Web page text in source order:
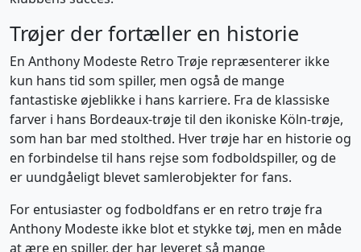
Trøjer der fortæller en historie
En Anthony Modeste Retro Trøje repræsenterer ikke
kun hans tid som spiller, men også de mange
fantastiske øjeblikke i hans karriere. Fra de klassiske
farver i hans Bordeaux-trøje til den ikoniske Köln-trøje,
som han bar med stolthed. Hver trøje har en historie og
en forbindelse til hans rejse som fodboldspiller, og de
er uundgåeligt blevet samlerobjekter for fans.
For entusiaster og fodboldfans er en retro trøje fra
Anthony Modeste ikke blot et stykke tøj, men en måde
at ære en spiller, der har leveret så mange